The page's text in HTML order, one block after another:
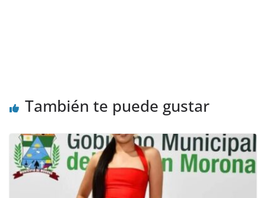
También te puede gustar